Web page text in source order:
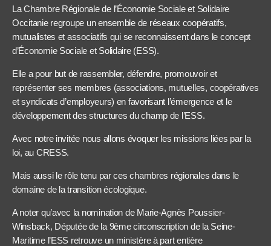
La Chambre Régionale de l’Économie Sociale et Solidaire
Occitanie regroupe un ensemble de réseaux coopératifs,
mutualistes et associatifs qui se reconnaissent dans le concept
d’Économie Sociale et Solidaire (ESS).
Elle a pour but de rassembler, défendre, promouvoir et
représenter ses membres (associations, mutuelles, coopératives
et syndicats d’employeurs) en favorisant l’émergence et le
développement des structures du champ de l’ESS.
Avec notre invitée nous allons évoquer les missions liées par la
loi, au CRESS.
Mais aussi le rôle tenu par ces chambres régionales dans le
domaine de la transition écologique.
A noter qu’avec la nomination de Marie-Agnès Poussier-
Winsback, Députée de la 9ème circonscription de la Seine-
Maritime l’ESS retrouve un ministère à part entière